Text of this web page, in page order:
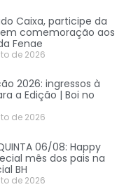
Caixa, participe da
comemoração aos
Fenae
de 2026
2026: ingressos à
a Edição | Boi no
de 2026
06/08: Happy
mês dos pais na
BH
de 2026